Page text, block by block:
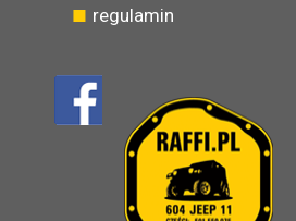
regulamin